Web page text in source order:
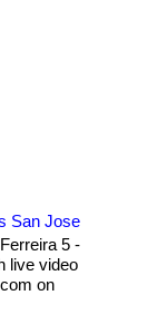
San Jose
5 -
live video
on